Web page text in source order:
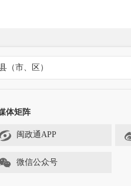
（市、区）
体矩阵
闽政通APP
微信公众号